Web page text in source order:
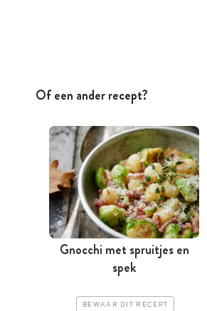
Of een ander recept?
Gnocchi met spruitjes en
spek
BEWAAR DIT RECEPT